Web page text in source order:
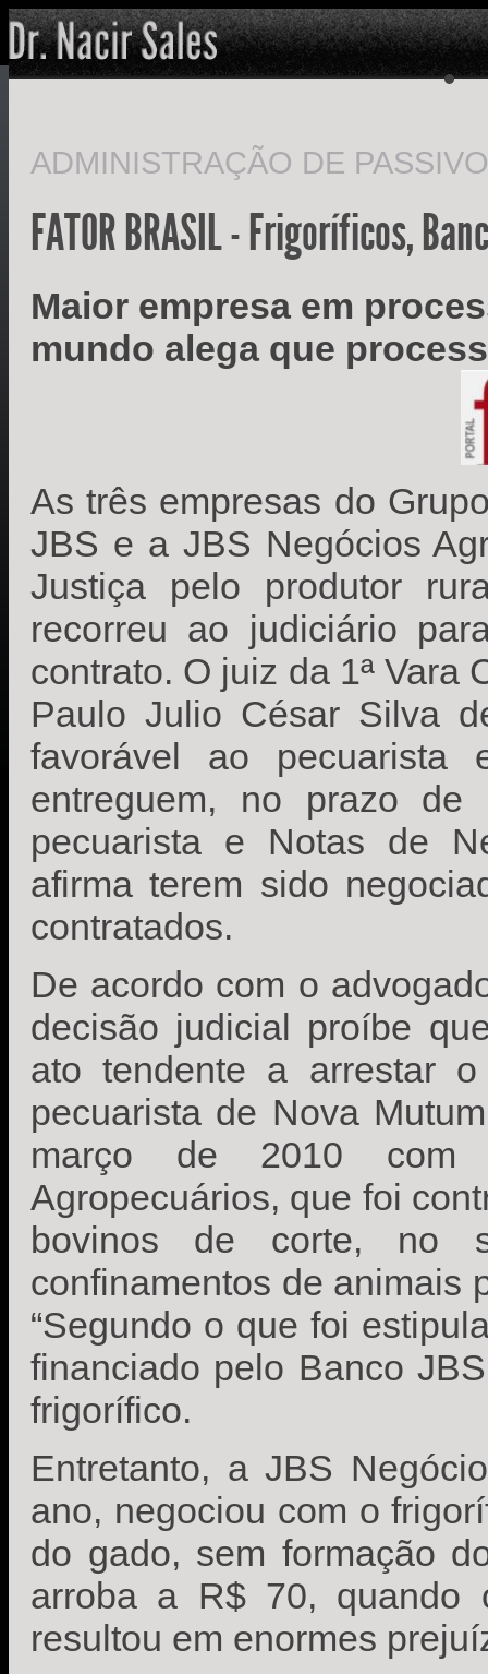
ADMINISTRAÇÃO DE PASSIVO
FATOR BRASIL - Frigoríficos,
Maior empresa em
mundo alega que
As três empresas do
JBS e a JBS Negócios
Justiça pelo produtor
recorreu ao judiciário
contrato. O juiz da 1ª Vara
Paulo Julio César Silva
favorável ao pecuarista
entreguem, no prazo
pecuarista e Notas de
afirma terem sido
contratados.
De acordo com o
decisão judicial proíbe
ato tendente a arrestar
pecuarista de Nova
março de 2010 com
Agropecuários, que foi
bovinos de corte, no
confinamentos de animais
“Segundo o que foi
financiado pelo Banco
frigorífico.
Entretanto, a JBS
ano, negociou com o
do gado, sem formação
arroba a R$ 70,
resultou em enormes